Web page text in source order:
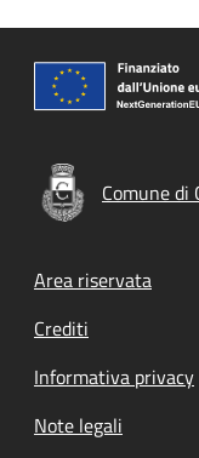
Comune di
Footer
Area riservata
Crediti
Informativa privacy
Note legali